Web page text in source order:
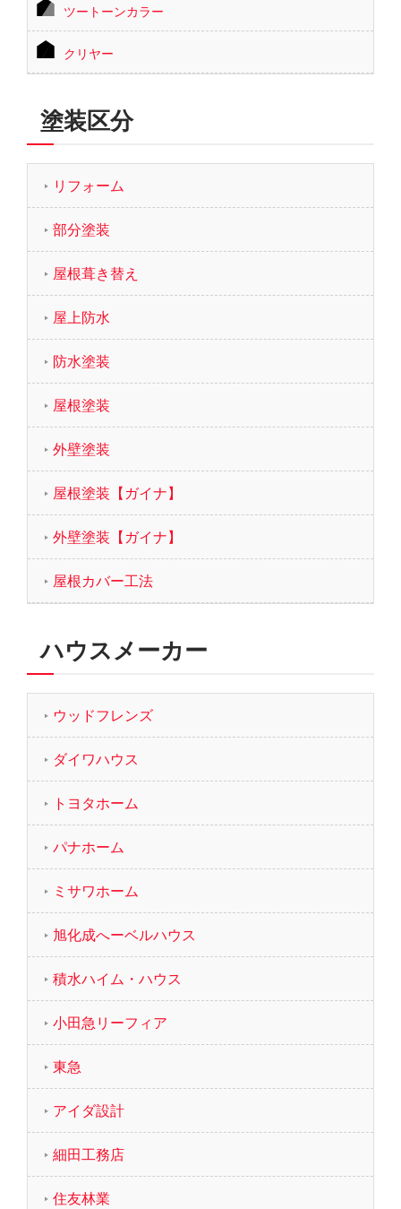
ツートーンカラー
クリヤー
塗装区分
リフォーム
部分塗装
屋根葺き替え
屋上防水
防水塗装
屋根塗装
外壁塗装
屋根塗装【ガイナ】
外壁塗装【ガイナ】
屋根カバー工法
ハウスメーカー
ウッドフレンズ
ダイワハウス
トヨタホーム
パナホーム
ミサワホーム
旭化成へーベルハウス
積水ハイム・ハウス
小田急リーフィア
東急
アイダ設計
細田工務店
住友林業